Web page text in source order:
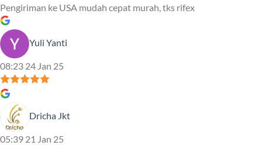
Pengiriman ke USA mudah cepat murah, tks rifex
Yuli Yanti
08:23 24 Jan 25
Dricha Jkt
05:39 21 Jan 25